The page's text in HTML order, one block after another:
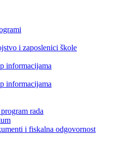
i zaposlenici škole
informacijama
informacijama
rada
i fiskalna odgovornost